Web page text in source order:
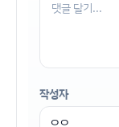
작성자